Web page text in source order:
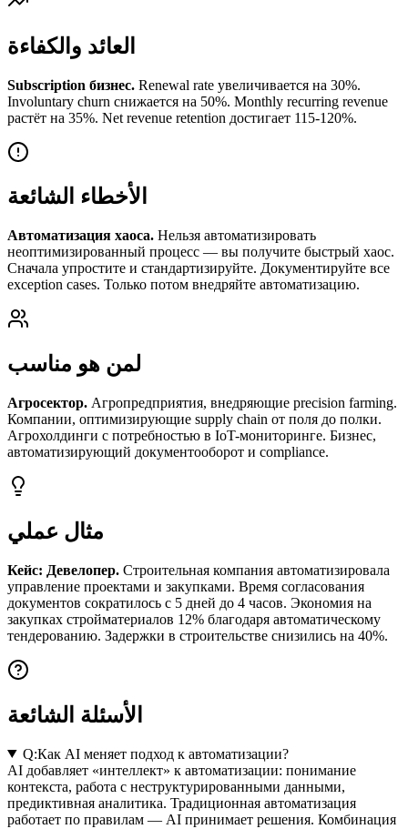
العائد والكفاءة
Subscription бизнес. Renewal rate увеличивается на 30%.
Involuntary churn снижается на 50%. Monthly recurring revenue
растёт на 35%. Net revenue retention достигает 115-120%.
الأخطاء الشائعة
Автоматизация хаоса. Нельзя автоматизировать
неоптимизированный процесс — вы получите быстрый хаос.
Сначала упростите и стандартизируйте. Документируйте все
exception cases. Только потом внедряйте автоматизацию.
لمن هو مناسب
Агросектор. Агропредприятия, внедряющие precision farming.
Компании, оптимизирующие supply chain от поля до полки.
Агрохолдинги с потребностью в IoT-мониторинге. Бизнес,
автоматизирующий документооборот и compliance.
مثال عملي
Кейс: Девелопер. Строительная компания автоматизировала
управление проектами и закупками. Время согласования
документов сократилось с 5 дней до 4 часов. Экономия на
закупках стройматериалов 12% благодаря автоматическому
тендерованию. Задержки в строительстве снизились на 40%.
الأسئلة الشائعة
Q:Как AI меняет подход к автоматизации?
AI добавляет «интеллект» к автоматизации: понимание
контекста, работа с неструктурированными данными,
предиктивная аналитика. Традиционная автоматизация
работает по правилам — AI принимает решения. Комбинация